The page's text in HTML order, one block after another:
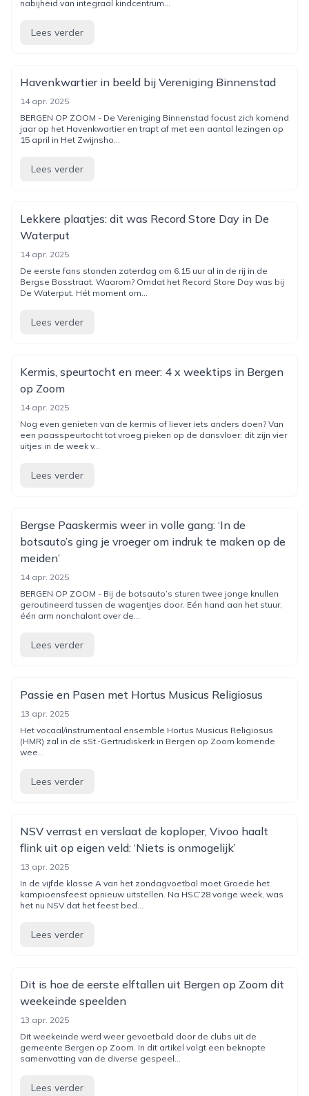
nabijheid van integraal kindcentrum...
Lees verder
Havenkwartier in beeld bij Vereniging Binnenstad
14 apr. 2025
BERGEN OP ZOOM - De Vereniging Binnenstad focust zich komend
jaar op het Havenkwartier en trapt af met een aantal lezingen op
15 april in Het Zwijnsho...
Lees verder
Lekkere plaatjes: dit was Record Store Day in De
Waterput
14 apr. 2025
De eerste fans stonden zaterdag om 6.15 uur al in de rij in de
Bergse Bosstraat. Waarom? Omdat het Record Store Day was bij
De Waterput. Hét moment om...
Lees verder
Kermis, speurtocht en meer: 4 x weektips in Bergen
op Zoom
14 apr. 2025
Nog even genieten van de kermis of liever iets anders doen? Van
een paasspeurtocht tot vroeg pieken op de dansvloer: dit zijn vier
uitjes in de week v...
Lees verder
Bergse Paaskermis weer in volle gang: ‘In de
botsauto’s ging je vroeger om indruk te maken op de
meiden’
14 apr. 2025
BERGEN OP ZOOM - Bij de botsauto’s sturen twee jonge knullen
geroutineerd tussen de wagentjes door. Eén hand aan het stuur,
één arm nonchalant over de...
Lees verder
Passie en Pasen met Hortus Musicus Religiosus
13 apr. 2025
Het vocaal/instrumentaal ensemble Hortus Musicus Religiosus
(HMR) zal in de sSt.-Gertrudiskerk in Bergen op Zoom komende
wee...
Lees verder
NSV verrast en verslaat de koploper, Vivoo haalt
flink uit op eigen veld: ‘Niets is onmogelijk’
13 apr. 2025
In de vijfde klasse A van het zondagvoetbal moet Groede het
kampioensfeest opnieuw uitstellen. Na HSC’28 vorige week, was
het nu NSV dat het feest bed...
Lees verder
Dit is hoe de eerste elftallen uit Bergen op Zoom dit
weekeinde speelden
13 apr. 2025
Dit weekeinde werd weer gevoetbald door de clubs uit de
gemeente Bergen op Zoom. In dit artikel volgt een beknopte
samenvatting van de diverse gespeel...
Lees verder